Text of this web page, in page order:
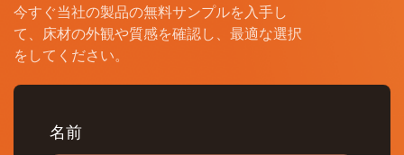
今すぐ当社の製品の無料サンプルを入手し
て、床材の外観や質感を確認し、最適な選択
をしてください。
名前